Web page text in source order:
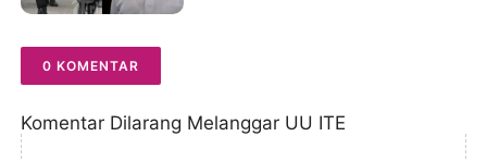
0 KOMENTAR
Komentar Dilarang Melanggar UU ITE